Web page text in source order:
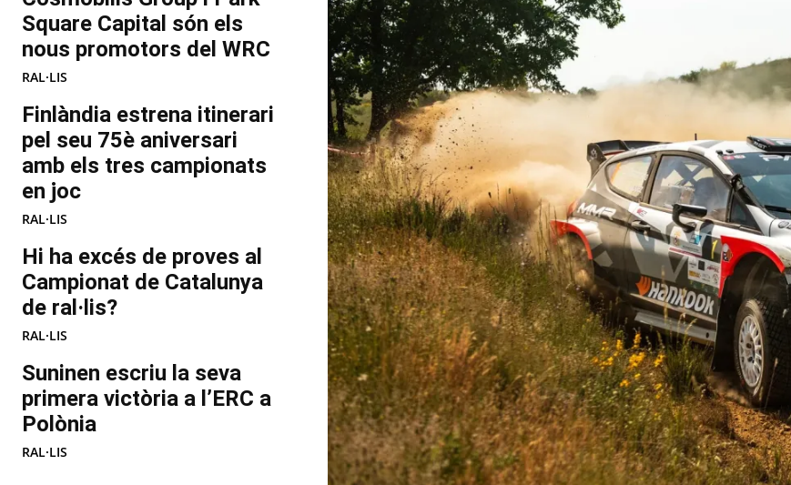
Square Capital són els
nous promotors del WRC
RAL·LIS
Finlàndia estrena itinerari
pel seu 75è aniversari
amb els tres campionats
en joc
RAL·LIS
Hi ha excés de proves al
Campionat de Catalunya
de ral·lis?
RAL·LIS
Suninen escriu la seva
primera victòria a l’ERC a
Polònia
RAL·LIS